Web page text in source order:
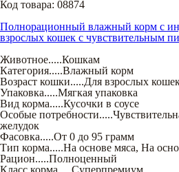
Код товара: 08874
Полнорационный влажный корм с
взрослых кошек с чувствительным
Животное.....Кошкам
Категория.....Влажный корм
Возраст кошки.....Для взрослых
Упаковка.....Мягкая упаковка
Вид корма.....Кусочки в соусе
Особые потребности.....
желудок
Фасовка.....От 0 до 95 грамм
Тип корма.....На основе мяса, На
Рацион.....Полноценный
Класс корма
Суперпремиум